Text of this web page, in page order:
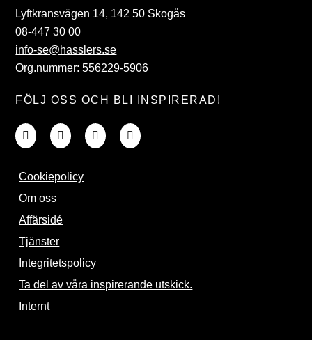
Lyftkransvägen 14, 142 50 Skogås
08-447 30 00
info-se@hasslers.se
Org.nummer: 556229-5906
FÖLJ OSS OCH BLI INSPIRERAD!
Cookiepolicy
Om oss
Affärsidé
Tjänster
Integritetspolicy
Ta del av våra inspirerande utskick.
Internt